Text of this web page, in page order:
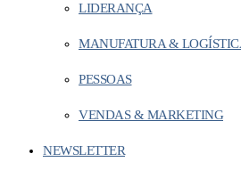
LIDERANÇA
MANUFATURA &
PESSOAS
VENDAS & MARKETING
NEWSLETTER